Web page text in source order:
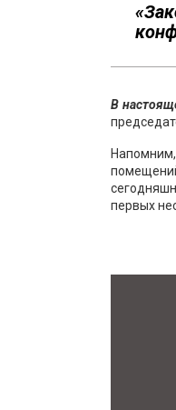
В
первых